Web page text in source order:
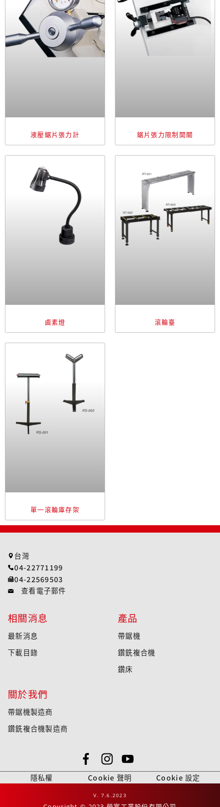
液壓鋸片張力計 鋸片張力限制開關
鹵素燈 滾輪臺
單一滾輪庫存架
關於我們
帶鋸機製造商
鑽銑複合機製造商
產品
帶鋸機
鑽銑複合機
鑽床
相關消息
最新消息
下載目錄
台灣
04-22771199
04-22569503
查看電子郵件
隱私權 Cookie 聲明 Cookie 設定
V. 7.6.2023